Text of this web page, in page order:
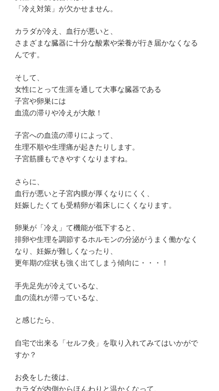
「冷え対策」が欠かせません。
カラダが冷え、血行が悪いと、
さまざまな臓器に十分な酸素や栄養が行き届かなくなる
んです。
そして、
女性にとって生涯を通して大事な臓器である
子宮や卵巣には
血流の滞りや冷えが大敵！
子宮への血流の滞りによって、
生理不順や生理痛が起きたりします。
子宮筋腫もできやすくなりますね。
さらに、
血行が悪いと子宮内膜が厚くなりにくく、
妊娠したくても受精卵が着床しにくく なります。
卵巣が「冷え」て機能が低下すると、
排卵や生理を調節するホルモンの分泌がうまく働かなく
なり
、妊娠が難しくなったり、
更年期の症状も強く出てしまう 傾向に・・・！
手先足先が冷えているな、
血の流れが滞っているな、
と感じたら、
自宅で出来る「セルフ灸」を取り入れてみてはいかがで
すか？
お灸をした後は、
カラダが内側からほんわりと温かくなって、